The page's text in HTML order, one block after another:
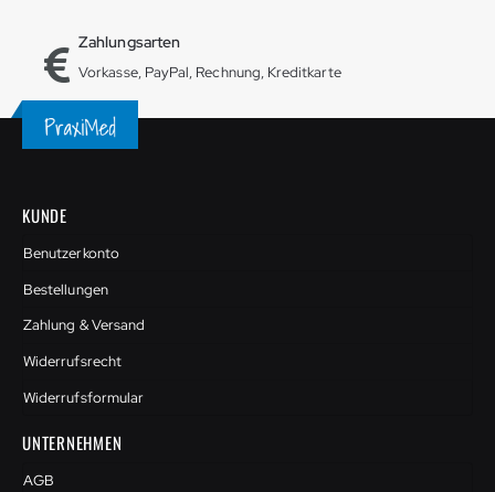
Zahlungsarten
Vorkasse, PayPal, Rechnung, Kreditkarte
KUNDE
Benutzerkonto
Bestellungen
Zahlung & Versand
Widerrufsrecht
Widerrufsformular
UNTERNEHMEN
AGB